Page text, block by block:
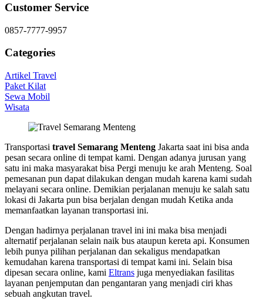
Customer Service
0857-7777-9957
Categories
Artikel Travel
Paket Kilat
Sewa Mobil
Wisata
Transportasi travel Semarang Menteng Jakarta saat ini bisa anda
pesan secara online di tempat kami. Dengan adanya jurusan yang
satu ini maka masyarakat bisa Pergi menuju ke arah Menteng. Soal
pemesanan pun dapat dilakukan dengan mudah karena kami sudah
melayani secara online. Demikian perjalanan menuju ke salah satu
lokasi di Jakarta pun bisa berjalan dengan mudah Ketika anda
memanfaatkan layanan transportasi ini.
Dengan hadirnya perjalanan travel ini ini maka bisa menjadi
alternatif perjalanan selain naik bus ataupun kereta api. Konsumen
lebih punya pilihan perjalanan dan sekaligus mendapatkan
kemudahan karena transportasi di tempat kami ini. Selain bisa
dipesan secara online, kami Eltrans juga menyediakan fasilitas
layanan penjemputan dan pengantaran yang menjadi ciri khas
sebuah angkutan travel.